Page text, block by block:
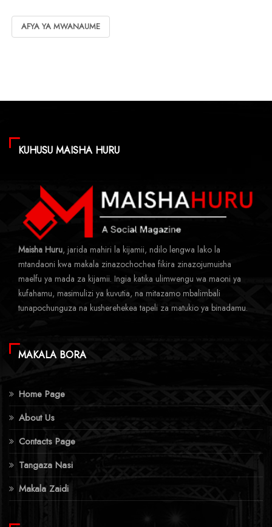
AFYA YA MWANAUME
KUHUSU MAISHA HURU
Maisha Huru, jarida mahiri la kijamii, ndilo lengwa lako la
mtandaoni kwa makala zinazochochea fikira zinazojumuisha
maelfu ya mada za kijamii. Ingia katika ulimwengu wa maoni ya
kufahamu, masimulizi ya kuvutia, na mitazamo mbalimbali
tunapochunguza na kusherehekea tapeli za matukio ya binadamu.
MAKALA BORA
Home Page
About Us
Contacts Page
Tangaza Nasi
Makala Zaidi